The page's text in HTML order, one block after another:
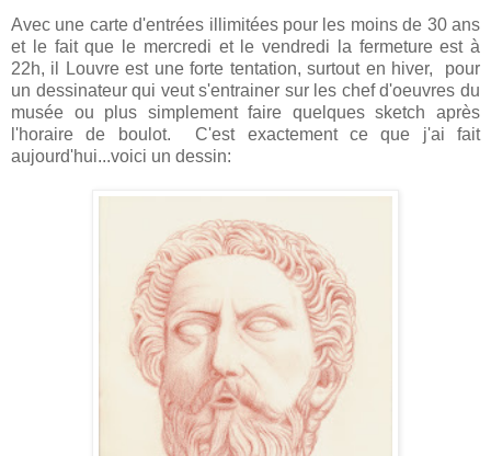
Avec une carte d'entrées illimitées pour les moins de 30 ans
et le fait que le mercredi et le vendredi la fermeture est à
22h, il Louvre est une forte tentation, surtout en hiver, pour
un dessinateur qui veut s'entrainer sur les chef d'oeuvres du
musée ou plus simplement faire quelques sketch après
l'horaire de boulot. C'est exactement ce que j'ai fait
aujourd'hui...voici un dessin: